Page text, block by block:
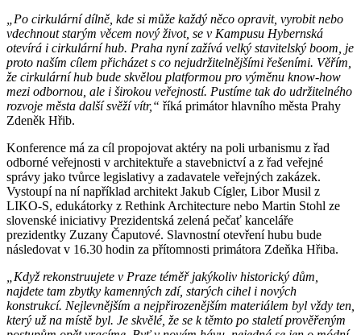
„Po cirkulární dílně, kde si může každý něco opravit, vyrobit nebo
vdechnout starým věcem nový život, se v Kampusu Hybernská
otevírá i cirkulární hub. Praha nyní zažívá velký stavitelský boom, je
proto naším cílem přicházet s co nejudržitelnějšími řešeními. Věřím,
že cirkulární hub bude skvělou platformou pro výměnu know-how
mezi odbornou, ale i širokou veřejností. Pustíme tak do udržitelného
rozvoje města další svěží vítr,“ říká primátor hlavního města Prahy
Zdeněk Hřib.
Konference má za cíl propojovat aktéry na poli urbanismu z řad
odborné veřejnosti v architektuře a stavebnictví a z řad veřejné
správy jako tvůrce legislativy a zadavatele veřejných zakázek.
Vystoupí na ní například architekt Jakub Cígler, Libor Musil z
LIKO-S, edukátorky z Rethink Architecture nebo Martin Stohl ze
slovenské iniciativy Prezidentská zelená pečať kanceláře
prezidentky Zuzany Čaputové. Slavnostní otevření hubu bude
následovat v 16.30 hodin za přítomnosti primátora Zdeňka Hřiba.
„Když rekonstruujete v Praze téměř jakýkoliv historický dům,
najdete tam zbytky kamenných zdí, starých cihel i nových
konstrukcí. Nejlevnějším a nejpřirozenějším materiálem byl vždy ten,
který už na místě byl. Je skvělé, že se k těmto po staletí prověřeným